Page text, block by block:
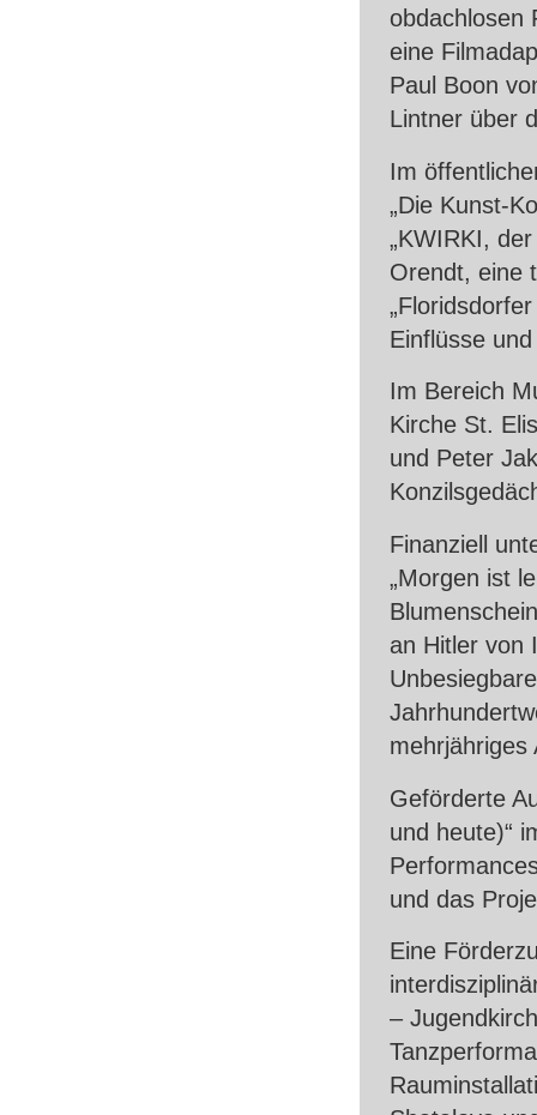
obdachlosen
eine
Paul Boon
Lintner über
Im
„Die Kunst-
„KWIRKI,
Orendt, eine
Einflüsse
Im Bereich
Kirche St.
und Peter
Finanziell
„Morgen ist
an Hitler von
mehrjähriges
Geförderte
und heute)“
und das
Eine
–